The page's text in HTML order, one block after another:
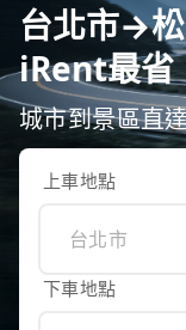
台北市→松
iRent最省
城市到景區直
上車地點
下車地點